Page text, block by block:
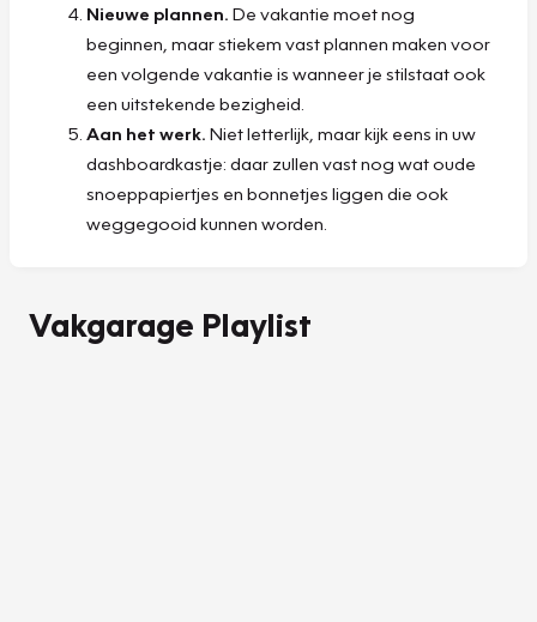
Nieuwe plannen. De vakantie moet nog
beginnen, maar stiekem vast plannen maken voor
een volgende vakantie is wanneer je stilstaat ook
een uitstekende bezigheid.
Aan het werk. Niet letterlijk, maar kijk eens in uw
dashboardkastje: daar zullen vast nog wat oude
snoeppapiertjes en bonnetjes liggen die ook
weggegooid kunnen worden.
Vakgarage Playlist